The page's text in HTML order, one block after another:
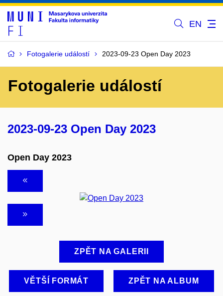
EN
Fotogalerie událostí 2023-09-23 Open Day 2023
Fotogalerie událostí
2023-09-23 Open Day 2023
Open Day 2023
ZPĚT NA GALERII
VĚTŠÍ FORMÁT ZPĚT NA ALBUM